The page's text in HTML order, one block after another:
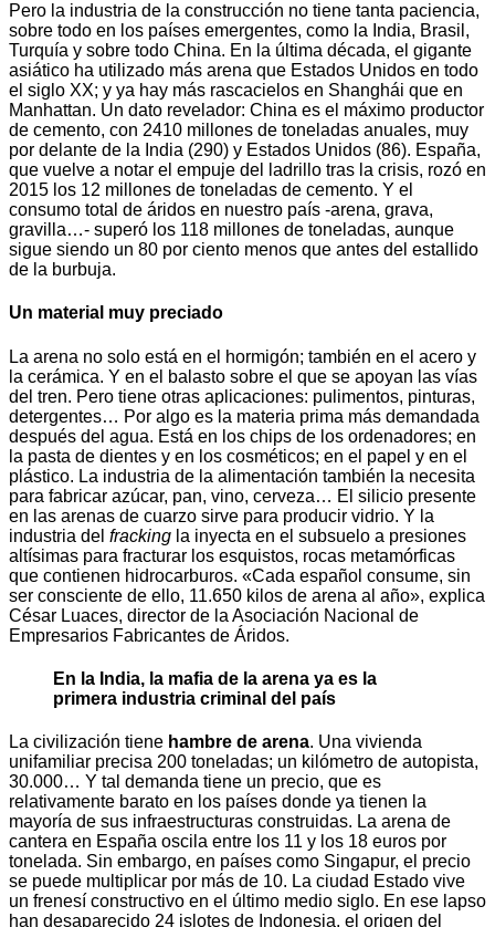
Pero la industria de la construcción no tiene tanta paciencia,
sobre todo en los países emergentes, como la India, Brasil,
Turquía y sobre todo China. En la última década, el gigante
asiático ha utilizado más arena que Estados Unidos en todo
el siglo XX; y ya hay más rascacielos en Shanghái que en
Manhattan. Un dato revelador: China es el máximo productor
de cemento, con 2410 millones de toneladas anuales, muy
por delante de la India (290) y Estados Unidos (86). España,
que vuelve a notar el empuje del ladrillo tras la crisis, rozó en
2015 los 12 millones de toneladas de cemento. Y el
consumo total de áridos en nuestro país -arena, grava,
gravilla…- superó los 118 millones de toneladas, aunque
sigue siendo un 80 por ciento menos que antes del estallido
de la burbuja.
Un material muy preciado
La arena no solo está en el hormigón; también en el acero y
la cerámica. Y en el balasto sobre el que se apoyan las vías
del tren. Pero tiene otras aplicaciones: pulimentos, pinturas,
detergentes… Por algo es la materia prima más demandada
después del agua. Está en los chips de los ordenadores; en
la pasta de dientes y en los cosméticos; en el papel y en el
plástico. La industria de la alimentación también la necesita
para fabricar azúcar, pan, vino, cerveza… El silicio presente
en las arenas de cuarzo sirve para producir vidrio. Y la
industria del fracking la inyecta en el subsuelo a presiones
altísimas para fracturar los esquistos, rocas metamórficas
que contienen hidrocarburos. «Cada español consume, sin
ser consciente de ello, 11.650 kilos de arena al año», explica
César Luaces, director de la Asociación Nacional de
Empresarios Fabricantes de Áridos.
En la India, la mafia de la arena ya es la
primera industria criminal del país
La civilización tiene hambre de arena. Una vivienda
unifamiliar precisa 200 toneladas; un kilómetro de autopista,
30.000… Y tal demanda tiene un precio, que es
relativamente barato en los países donde ya tienen la
mayoría de sus infraestructuras construidas. La arena de
cantera en España oscila entre los 11 y los 18 euros por
tonelada. Sin embargo, en países como Singapur, el precio
se puede multiplicar por más de 10. La ciudad Estado vive
un frenesí constructivo en el último medio siglo. En ese lapso
han desaparecido 24 islotes de Indonesia, el origen del